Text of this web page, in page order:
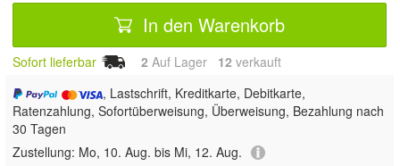
In den Warenkorb
Sofort lieferbar 2 Auf Lager 12 verkauft
, Lastschrift, Kreditkarte, Debitkarte,
Ratenzahlung, Sofortüberweisung, Überweisung, Bezahlung nach
30 Tagen
Zustellung: Mo, 10. Aug. bis Mi, 12. Aug.